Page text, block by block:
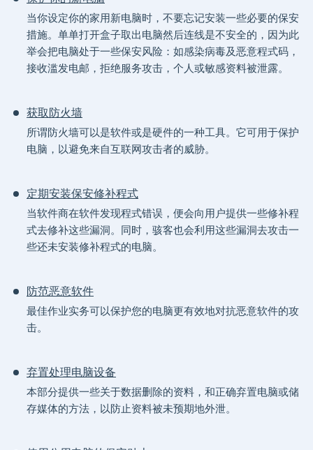
当你设定你的家用新电脑时，不要忘记安装一些必要的保安
措施。单单打开盒子取出电脑然后连线是不安全的，因为此
举会把电脑处于一些保安风险：如感染病毒及恶意程式码，
接收滥发电邮，拒绝服务攻击，个人或敏感资料被泄露。
获取防火墙
所谓防火墙可以是软件或是硬件的一种工具。它可用于保护
电脑，以避免来自互联网攻击者的威胁。
定期安装保安修补程式
当软件商在软件发现程式错误，便会向用户提供一些修补程
式去修补这些漏洞。同时，骇客也会利用这些漏洞去攻击一
些还未安装修补程式的电脑。
防范恶意软件
最佳作业实务可以保护您的电脑更有效地对抗恶意软件的攻
击。
弃置处理电脑设备
本部分提供一些关于数据删除的资料，和正确弃置电脑或储
存媒体的方法，以防止资料被未预期地外泄。